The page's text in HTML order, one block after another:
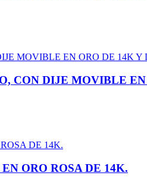
CON DIJE MOVIBLE
ORO ROSA DE 14K.